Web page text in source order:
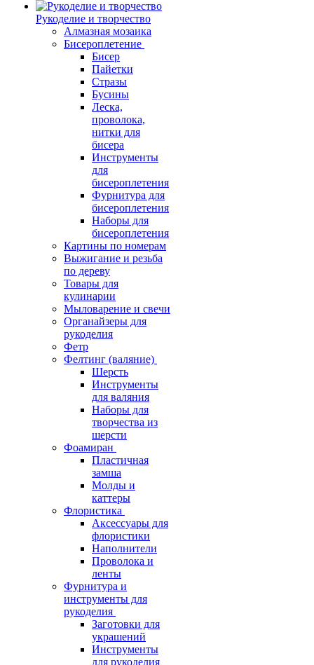
Рукоделие и творчество
Алмазная мозаика
Бисероплетение
Бисер
Пайетки
Стразы
Бусины
Леска,
проволока,
нитки для
бисера
Инструменты
для
бисероплетения
Фурнитура для
бисероплетения
Наборы для
бисероплетения
Картины по номерам
Выжигание и резьба
по дереву
Товары для
кулинарии
Мыловарение и свечи
Органайзеры для
рукоделия
Фетр
Фелтинг (валяние)
Шерсть
Инструменты
для валяния
Наборы для
творчества из
шерсти
Фоамиран
Пластичная
замша
Молды и
каттеры
Флористика
Аксессуары для
флористики
Наполнители
Проволока и
ленты
Фурнитура и
инструменты для
рукоделия
Заготовки для
украшений
Инструменты
для рукоделия